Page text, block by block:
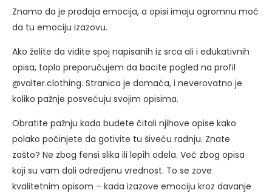
Znamo da je prodaja emocija, a opisi imaju ogromnu moć
da tu emociju izazovu.
Ako želite da vidite spoj napisanih iz srca ali i edukativnih
opisa, toplo preporučujem da bacite pogled na profil
@valter.clothing. Stranica je domaća, i neverovatno je
koliko pažnje posvećuju svojim opisima.
Obratite pažnju kada budete čitali njihove opise kako
polako počinjete da gotivite tu šiveću radnju. Znate
zašto? Ne zbog fensi slika ili lepih odela. Več zbog opisa
koji su vam dali odredjenu vrednost. To se zove
kvalitetnim opisom – kada izazove emociju kroz davanje